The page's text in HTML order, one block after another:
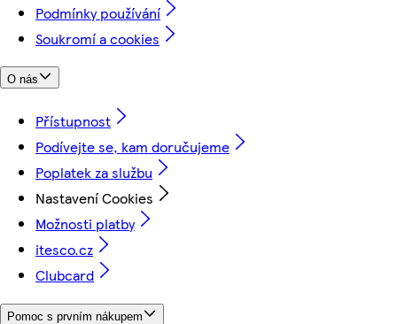
Podmínky používání
Soukromí a cookies
O nás
Přístupnost
Podívejte se, kam doručujeme
Poplatek za službu
Nastavení Cookies
Možnosti platby
itesco.cz
Clubcard
Pomoc s prvním nákupem